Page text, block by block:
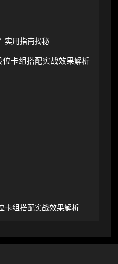
实用指南揭秘
卡组搭配实战效果解析